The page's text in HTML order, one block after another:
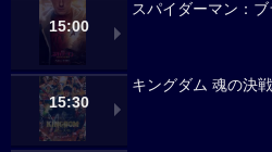
15:00
スパイダーマン：
15:30
キングダム 魂の決戦